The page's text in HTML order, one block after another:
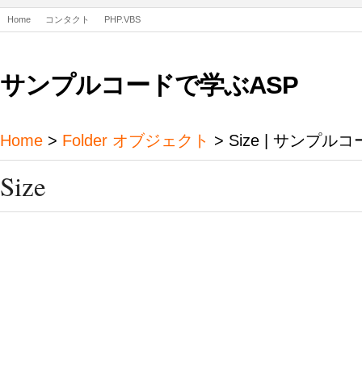
Home コンタクト PHP.VBS
サンプルコードで学ぶASP
Home > Folder オブジェクト > Size | サンプルコ
Size